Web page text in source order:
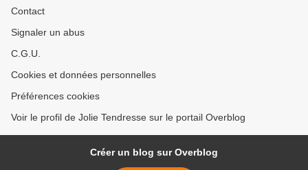
Contact
Signaler un abus
C.G.U.
Cookies et données personnelles
Préférences cookies
Voir le profil de Jolie Tendresse sur le portail Overblog
Créer un blog sur Overblog